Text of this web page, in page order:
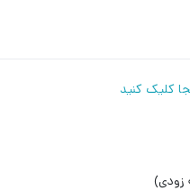
کلیک کنید
زودی)